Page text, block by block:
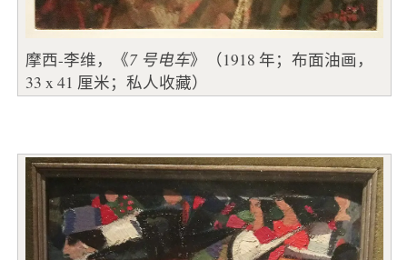
摩西-李维，《7 号电车》（1918 年；布面油画，
33 x 41 厘米；私人收藏）